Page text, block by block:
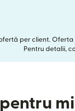
per client.
Pentru detalii,